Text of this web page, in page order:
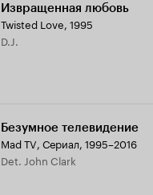
Извращенная любовь
Twisted Love, 1995
D.J.
Безумное телевидение
Mad TV, Сериал, 1995–2016
Det. John Clark